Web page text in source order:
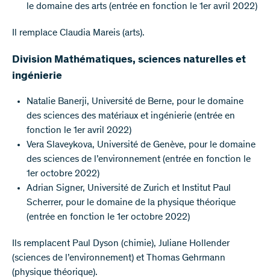
le domaine des arts (entrée en fonction le 1er avril 2022)
Il remplace Claudia Mareis (arts).
Division Mathématiques, sciences naturelles et
ingénierie
Natalie Banerji, Université de Berne, pour le domaine
des sciences des matériaux et ingénierie (entrée en
fonction le 1er avril 2022)
Vera Slaveykova, Université de Genève, pour le domaine
des sciences de l’environnement (entrée en fonction le
1er octobre 2022)
Adrian Signer, Université de Zurich et Institut Paul
Scherrer, pour le domaine de la physique théorique
(entrée en fonction le 1er octobre 2022)
Ils remplacent Paul Dyson (chimie), Juliane Hollender
(sciences de l’environnement) et Thomas Gehrmann
(physique théorique).